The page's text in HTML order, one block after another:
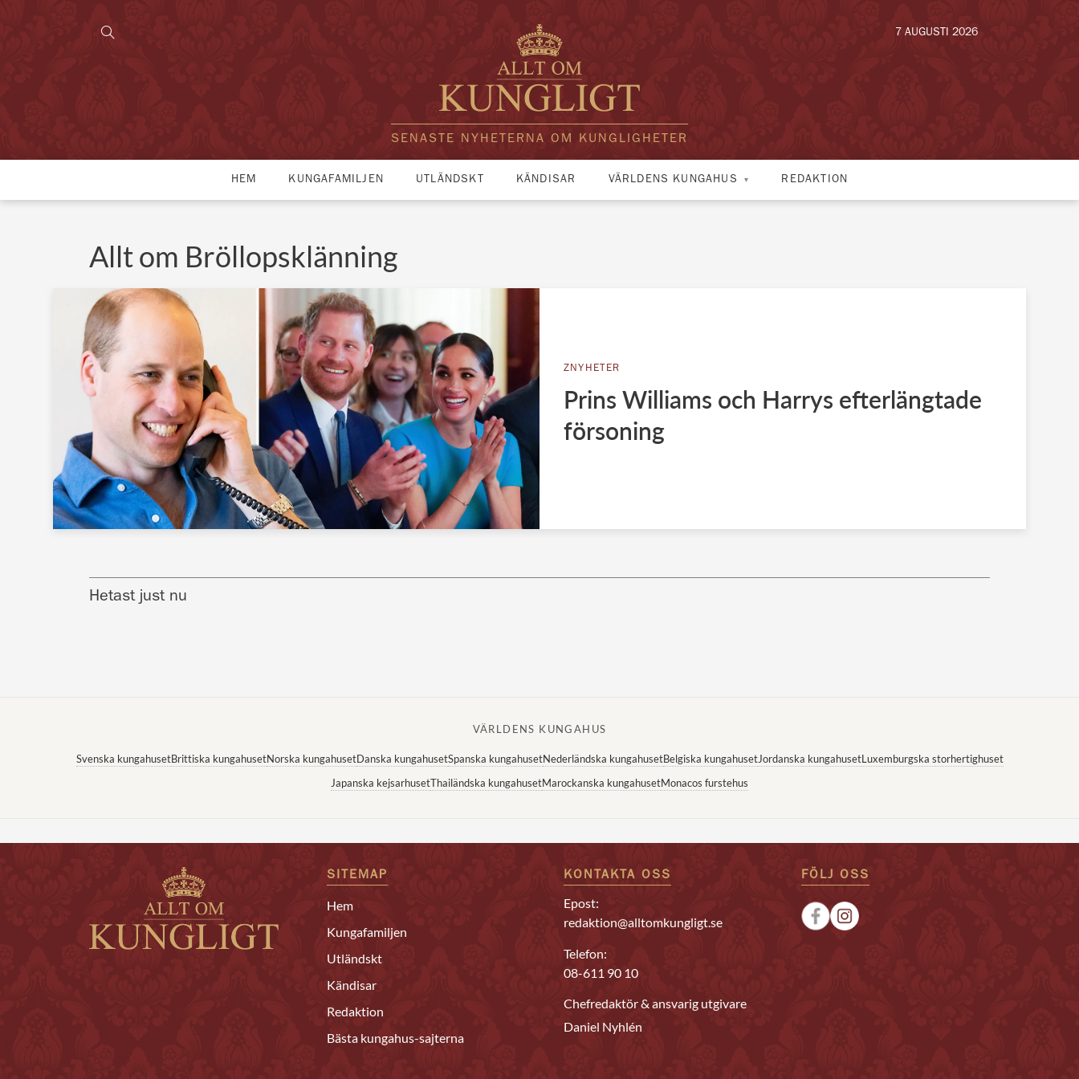
SENASTE NYHETERNA OM KUNGLIGHETER
7 AUGUSTI 2026
HEM KUNGAFAMILJEN UTLÄNDSKT KÄNDISAR VÄRLDENS KUNGAHUS REDAKTION
Allt om Bröllopsklänning
ZNYHETER
Prins Williams och Harrys efterlängtade
försoning
Hetast just nu
VÄRLDENS KUNGAHUS
Svenska kungahusetBrittiska kungahusetNorska kungahusetDanska kungahusetSpanska kungahusetNederländska kungahusetBelgiska kungahusetJordanska kungahusetLuxemburgska storhertighuset
Japanska kejsarhusetThailändska kungahusetMarockanska kungahusetMonacos furstehus
SITEMAP
Hem
Kungafamiljen
Utländskt
Kändisar
Redaktion
Bästa kungahus-sajterna
KONTAKTA OSS
Epost:
redaktion@alltomkungligt.se
Telefon:
08-611 90 10
Chefredaktör & ansvarig utgivare
Daniel Nyhlén
FÖLJ OSS